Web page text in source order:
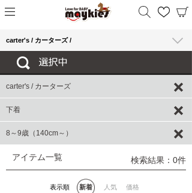
carter's / カーターズ /
carter's / カーターズ
下着
8～9歳（140cm～）
アイテム一覧 検索結果：0件
表示順 新着 人気 価格